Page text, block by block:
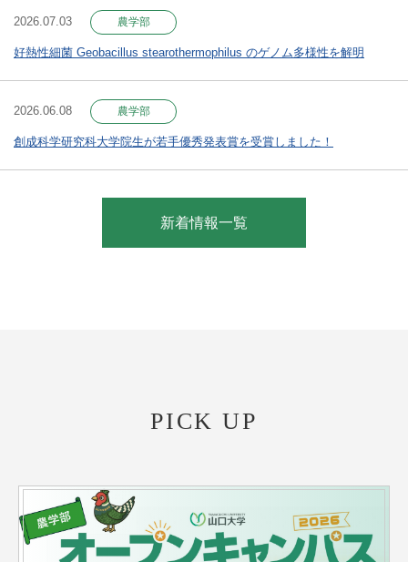
2026.07.03 農学部
好熱性細菌 Geobacillus stearothermophilus のゲノム多様性を解明
2026.06.08 農学部
創成科学研究科大学院生が若手優秀発表賞を受賞しました！
新着情報一覧
PICK UP